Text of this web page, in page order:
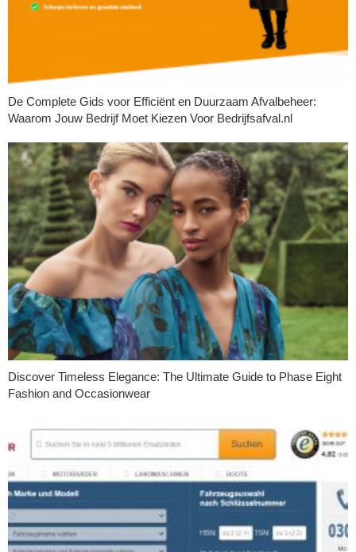
De Complete Gids voor Efficiënt en Duurzaam Afvalbeheer:
Waarom Jouw Bedrijf Moet Kiezen Voor Bedrijfsafval.nl
Discover Timeless Elegance: The Ultimate Guide to Phase Eight
Fashion and Occasionwear